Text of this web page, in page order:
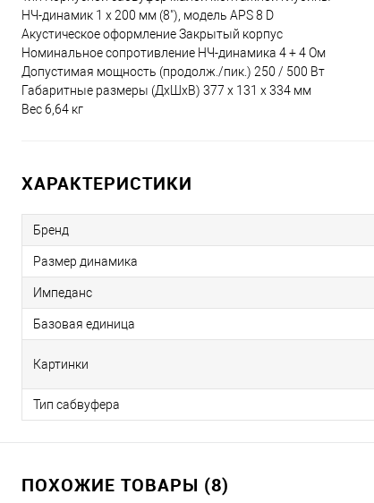
НЧ-динамик 1 х 200 мм (8"), модель APS 8 D
Акустическое оформление Закрытый корпус
Номинальное сопротивление НЧ-динамика 4 + 4 Ом
Допустимая мощность (продолж./пик.) 250 / 500 Вт
Габаритные размеры (ДхШхВ) 377 х 131 х 334 мм
Вес 6,64 кг
ХАРАКТЕРИСТИКИ
Бренд
Размер динамика
Импеданс
Базовая единица
Картинки
Тип сабвуфера
ПОХОЖИЕ ТОВАРЫ (8)